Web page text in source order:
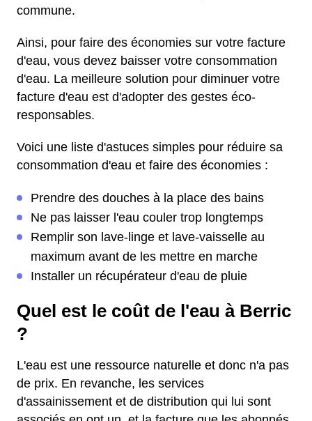
commune.
Ainsi, pour faire des économies sur votre facture
d'eau, vous devez baisser votre consommation
d'eau. La meilleure solution pour diminuer votre
facture d'eau est d'adopter des gestes éco-
responsables.
Voici une liste d'astuces simples pour réduire sa
consommation d'eau et faire des économies :
Prendre des douches à la place des bains
Ne pas laisser l'eau couler trop longtemps
Remplir son lave-linge et lave-vaisselle au
maximum avant de les mettre en marche
Installer un récupérateur d'eau de pluie
Quel est le coût de l'eau à Berric
?
L'eau est une ressource naturelle et donc n'a pas
de prix. En revanche, les services
d'assainissement et de distribution qui lui sont